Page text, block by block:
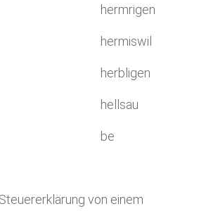
hermrigen
hermiswil
herbligen
hellsau
be
von einem